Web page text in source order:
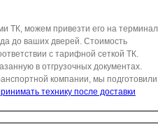
ТК, можем привезти его на терминал
до ваших дверей. Стоимость
с тарифной сеткой ТК.
в отгрузочных документах.
компании, мы подготовили
технику после доставки